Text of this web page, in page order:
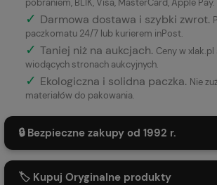
✓ Darmowa dostawa i szybki zwrot.
paczkomatu 24/7 lub kurierem inPost.
✓ Taniej niż na aukcjach. Ceny w xlak.pl
wiodących stronach aukcyjnych.
✓ Ekologiczna i solidna paczka. Nie
materiałów do pakowania.
🔒 Bezpieczne zakupy od 1992 r.
🏷️ Kupuj Oryginalne produkty